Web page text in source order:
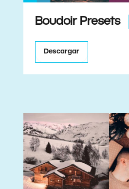
Boudoir Presets
Descargar